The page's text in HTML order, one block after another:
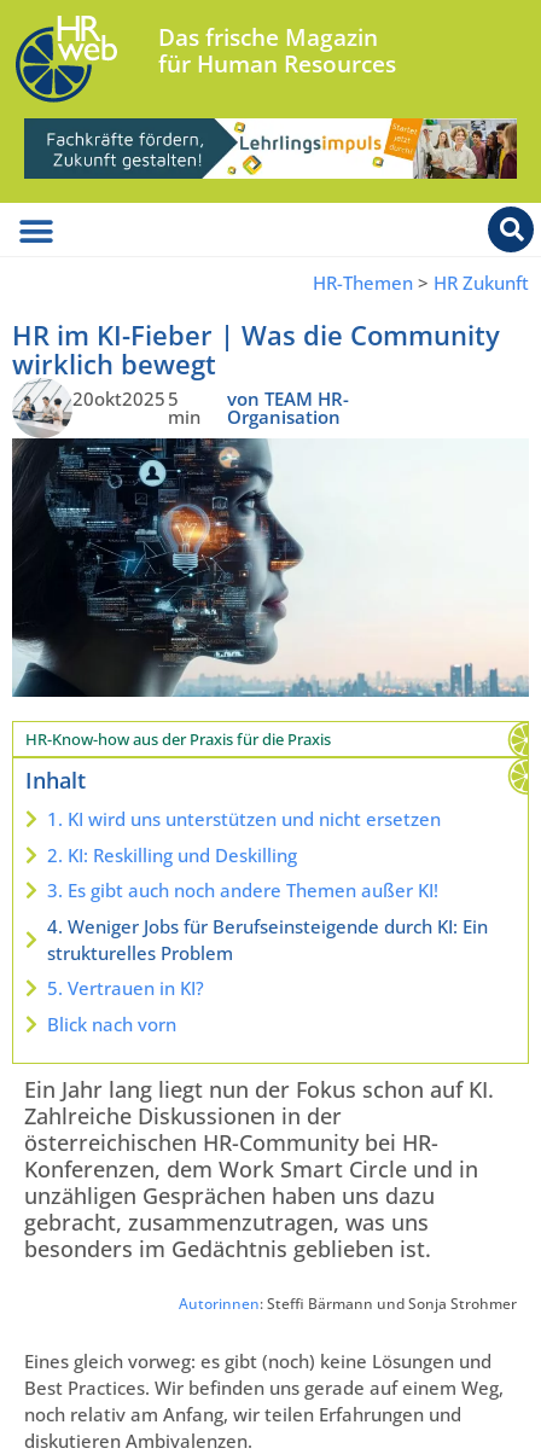
Das frische Magazin
für Human Resources
HR-Themen > HR Zukunft
HR im KI-Fieber | Was die Community
wirklich bewegt
20okt2025 5
min
von TEAM HR-
Organisation
HR-Know-how aus der Praxis für die Praxis
Inhalt
1. KI wird uns unterstützen und nicht ersetzen
2. KI: Reskilling und Deskilling
3. Es gibt auch noch andere Themen außer KI!
4. Weniger Jobs für Berufseinsteigende durch KI: Ein
strukturelles Problem
5. Vertrauen in KI?
Blick nach vorn
Ein Jahr lang liegt nun der Fokus schon auf KI.
Zahlreiche Diskussionen in der
österreichischen HR-Community bei HR-
Konferenzen, dem Work Smart Circle und in
unzähligen Gesprächen haben uns dazu
gebracht, zusammenzutragen, was uns
besonders im Gedächtnis geblieben ist.
Autorinnen: Steffi Bärmann und Sonja Strohmer
Eines gleich vorweg: es gibt (noch) keine Lösungen und
Best Practices. Wir befinden uns gerade auf einem Weg,
noch relativ am Anfang, wir teilen Erfahrungen und
diskutieren Ambivalenzen.